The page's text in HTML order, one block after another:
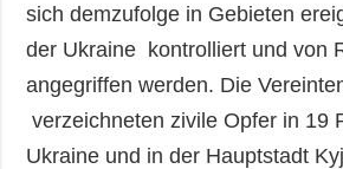
sich demzufolge in Gebieten
der Ukraine kontrolliert und von
angegriffen werden. Die
verzeichneten zivile Opfer in 19
Ukraine und in der Hauptstadt